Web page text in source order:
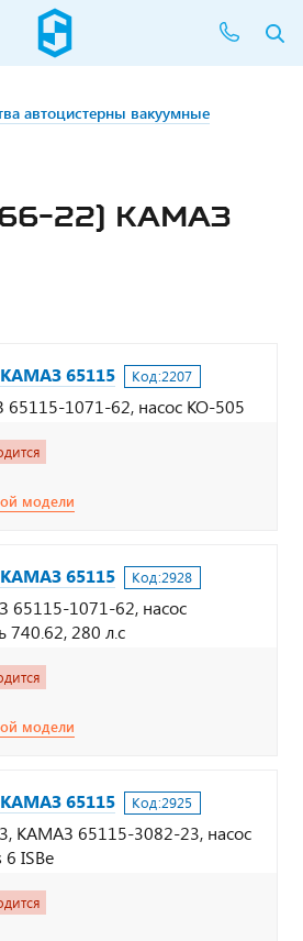
автоцистерны вакуумные
22) КАМАЗ
65115 Код:2207
1071-62, насос КО-505
модели
65115 Код:2928
65115-1071-62, насос
740.62, 280 л.с
модели
65115 Код:2925
КАМАЗ 65115-3082-23, насос
ISBe